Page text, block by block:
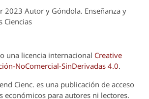
2023 Autor y Góndola. Enseñanza y
Ciencias
una licencia internacional Creative
NoComercial-SinDerivadas 4.0.
Cienc. es una publicación de acceso
económicos para autores ni lectores.